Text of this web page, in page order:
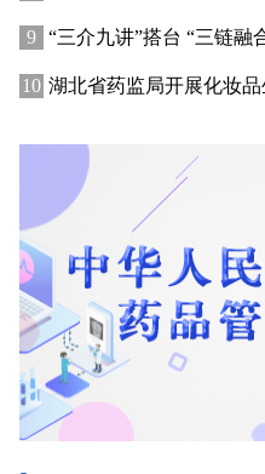
“三介九讲”搭台 “三链融
湖北省药监局开展化妆